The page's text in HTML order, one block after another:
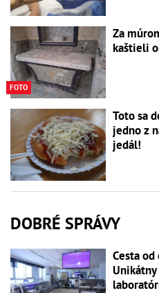
FOTO
Za
kaštieli
Toto sa
jedno z
jedál!
DOBRÉ SPRÁVY
Cesta